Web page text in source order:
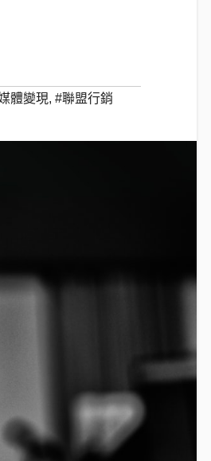
體變現, #聯盟行銷